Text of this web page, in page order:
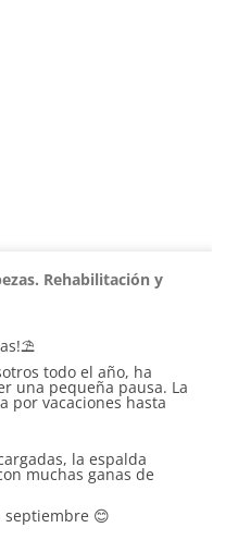
Rehabilitación y
todo el año, ha
una pequeña pausa. La
por vacaciones hasta
la espalda
muchas ganas de
septiembre 😊